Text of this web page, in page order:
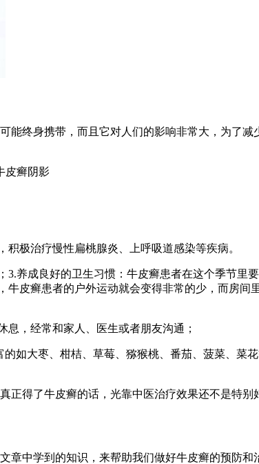
终身携带，而且它对人们的影响非常大，为了
极治疗慢性扁桃腺炎、上呼吸道感染等疾病。
养成良好的卫生习惯：牛皮癣患者在这个季节里
皮癣患者的户外运动就会变得非常的少，而房间
，经常和家人、医生或者朋友沟通；
如大枣、柑桔、草莓、猕猴桃、番茄、菠菜、菜
得了牛皮癣的话，光靠中医治疗效果还不是特
中学到的知识，来帮助我们做好牛皮癣的预防和